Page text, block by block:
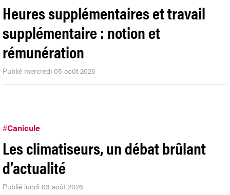
Heures supplémentaires et travail
supplémentaire : notion et
rémunération
Publié mercredi 05 août 2026
#Canicule
Les climatiseurs, un débat brûlant
d’actualité
Publié lundi 03 août 2026